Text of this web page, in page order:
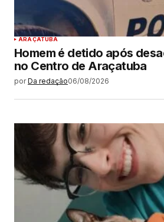
ARAÇATUBA
Homem é detido após
no Centro de Araçatuba
por Da redação06/08/2026